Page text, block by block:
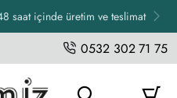
saat içinde üretim ve teslimat
0532 302 71 75